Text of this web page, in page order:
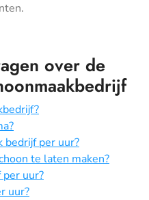
over de
bedrijf per uur?
te laten maken?
uur?
uur?